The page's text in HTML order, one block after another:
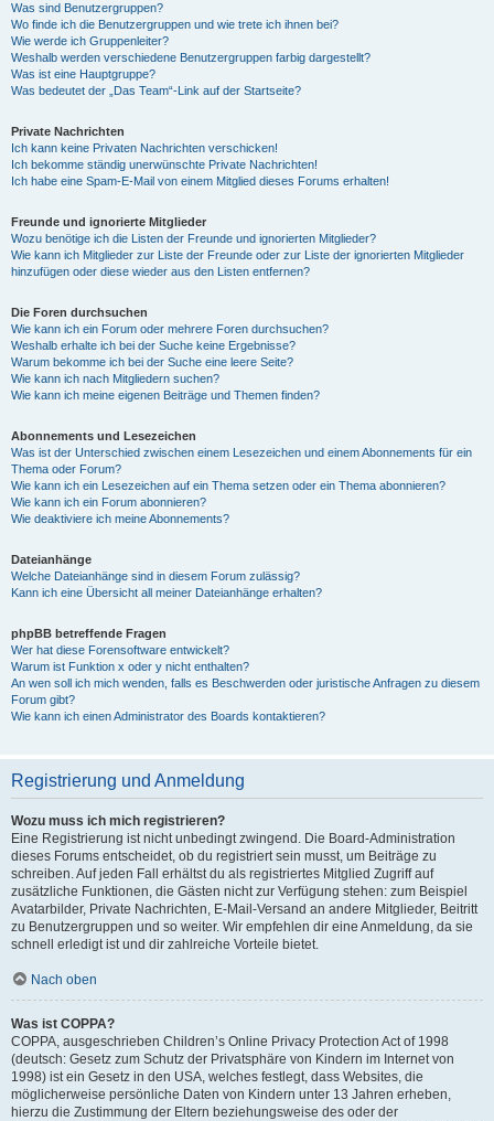
Was sind Benutzergruppen?
Wo finde ich die Benutzergruppen und wie trete ich ihnen bei?
Wie werde ich Gruppenleiter?
Weshalb werden verschiedene Benutzergruppen farbig dargestellt?
Was ist eine Hauptgruppe?
Was bedeutet der „Das Team“-Link auf der Startseite?
Private Nachrichten
Ich kann keine Privaten Nachrichten verschicken!
Ich bekomme ständig unerwünschte Private Nachrichten!
Ich habe eine Spam-E-Mail von einem Mitglied dieses Forums erhalten!
Freunde und ignorierte Mitglieder
Wozu benötige ich die Listen der Freunde und ignorierten Mitglieder?
Wie kann ich Mitglieder zur Liste der Freunde oder zur Liste der ignorierten Mitglieder
hinzufügen oder diese wieder aus den Listen entfernen?
Die Foren durchsuchen
Wie kann ich ein Forum oder mehrere Foren durchsuchen?
Weshalb erhalte ich bei der Suche keine Ergebnisse?
Warum bekomme ich bei der Suche eine leere Seite?
Wie kann ich nach Mitgliedern suchen?
Wie kann ich meine eigenen Beiträge und Themen finden?
Abonnements und Lesezeichen
Was ist der Unterschied zwischen einem Lesezeichen und einem Abonnements für ein
Thema oder Forum?
Wie kann ich ein Lesezeichen auf ein Thema setzen oder ein Thema abonnieren?
Wie kann ich ein Forum abonnieren?
Wie deaktiviere ich meine Abonnements?
Dateianhänge
Welche Dateianhänge sind in diesem Forum zulässig?
Kann ich eine Übersicht all meiner Dateianhänge erhalten?
phpBB betreffende Fragen
Wer hat diese Forensoftware entwickelt?
Warum ist Funktion x oder y nicht enthalten?
An wen soll ich mich wenden, falls es Beschwerden oder juristische Anfragen zu diesem
Forum gibt?
Wie kann ich einen Administrator des Boards kontaktieren?
Registrierung und Anmeldung
Wozu muss ich mich registrieren?
Eine Registrierung ist nicht unbedingt zwingend. Die Board-Administration
dieses Forums entscheidet, ob du registriert sein musst, um Beiträge zu
schreiben. Auf jeden Fall erhältst du als registriertes Mitglied Zugriff auf
zusätzliche Funktionen, die Gästen nicht zur Verfügung stehen: zum Beispiel
Avatarbilder, Private Nachrichten, E-Mail-Versand an andere Mitglieder, Beitritt
zu Benutzergruppen und so weiter. Wir empfehlen dir eine Anmeldung, da sie
schnell erledigt ist und dir zahlreiche Vorteile bietet.
Nach oben
Was ist COPPA?
COPPA, ausgeschrieben Children’s Online Privacy Protection Act of 1998
(deutsch: Gesetz zum Schutz der Privatsphäre von Kindern im Internet von
1998) ist ein Gesetz in den USA, welches festlegt, dass Websites, die
möglicherweise persönliche Daten von Kindern unter 13 Jahren erheben,
hierzu die Zustimmung der Eltern beziehungsweise des oder der